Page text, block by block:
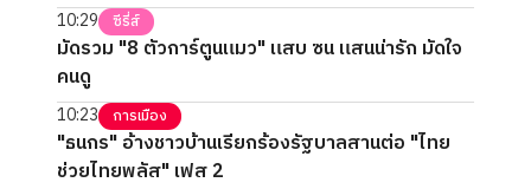
10:29 ซีรี่ส์
มัดรวม "8 ตัวการ์ตูนแมว" แสบ ซน แสนน่ารัก มัดใจ
คนดู
10:23 การเมือง
"ธนกร" อ้างชาวบ้านเรียกร้องรัฐบาลสานต่อ "ไทย
ช่วยไทยพลัส" เฟส 2